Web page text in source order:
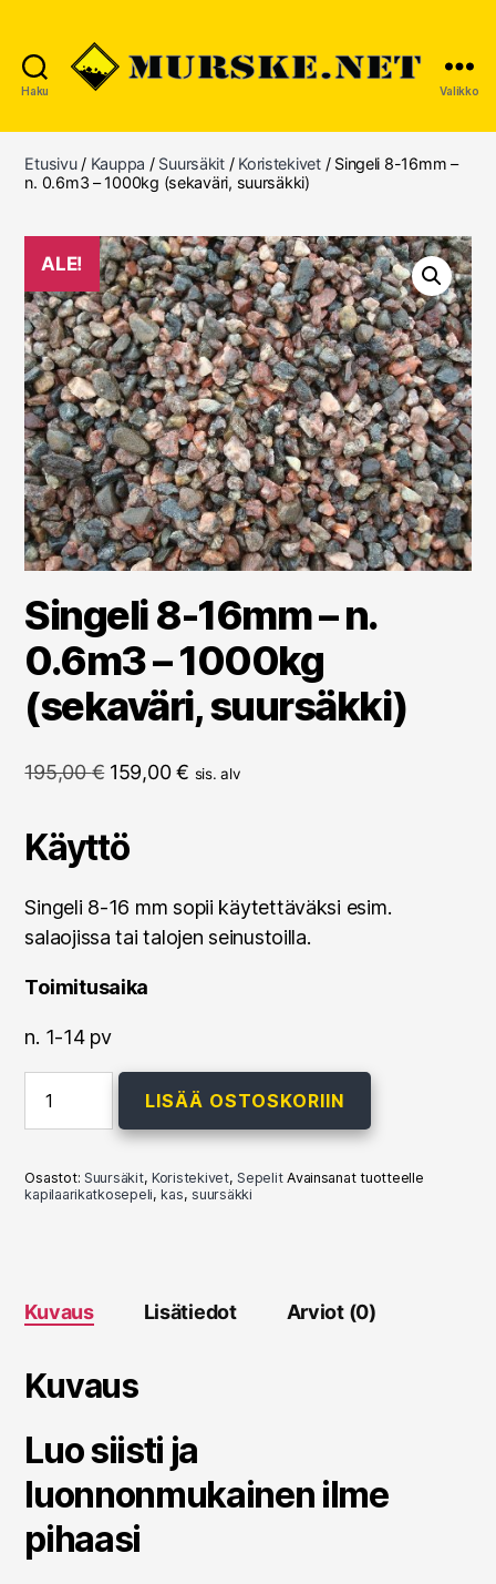
Haku Valikko
Etusivu/ Kauppa / Suursäkit/ Koristekivet/ Singeli 8-16mm –
n. 0.6m3 – 1000kg (sekaväri, suursäkki)
ALE!
Singeli 8-16mm – n.
0.6m3 – 1000kg
(sekaväri, suursäkki)
195,00€ Alkuperäinen
oli:
195,00 €.
159,00€Nykyinen
sis. alv
Käyttö
Singeli 8-16 mm sopii käytettäväksi esim.
salaojissa tai talojen seinustoilla.
Toimitusaika
n. 1-14 pv
16mm
n.
0.6m3
määrä
LISÄÄ OSTOSKORIIN
Osastot: Suursäkit,Koristekivet,Sepelit Avainsanat tuotteelle
kapilaarikatkosepeli,kas,suursäkki
Kuvaus Lisätiedot Arviot (0)
Kuvaus
Luo siisti ja
luonnonmukainen ilme
pihaasi